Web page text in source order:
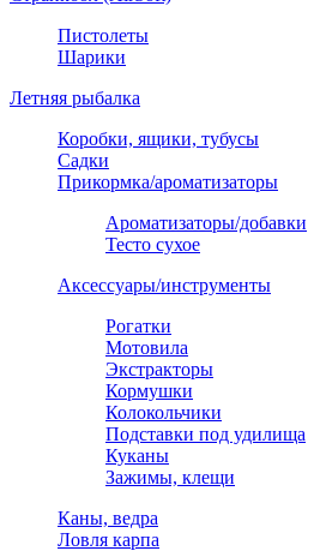
Пистолеты
Шарики
Летняя рыбалка
Коробки, ящики, тубусы
Садки
Прикормка/ароматизаторы
Ароматизаторы/добавки
Тесто сухое
Аксессуары/инструменты
Рогатки
Мотовила
Экстракторы
Кормушки
Колокольчики
Подставки под удилища
Куканы
Зажимы, клещи
Каны, ведра
Ловля карпа